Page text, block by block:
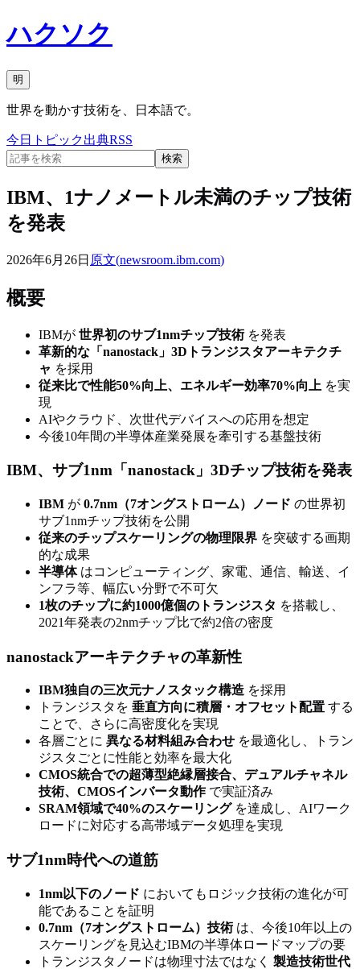
ハクソク
明
世界を動かす技術を、日本語で。
今日 トピック出典RSS
検索
IBM、1ナノメートル未満のチップ技術
を発表
2026年6月26日 原文(newsroom.ibm.com)
概要
IBMが 世界初のサブ1nmチップ技術を発表
革新的な「nanostack」3Dトランジスタアーキテクチ
ャ を採用
従来比で性能50%向上、エネルギー効率70%向上 を実
現
AIやクラウド、次世代デバイスへの応用を想定
今後10年間の半導体産業発展を牽引する基盤技術
IBM、サブ1nm「nanostack」3Dチップ技術を発表
IBM が 0.7nm（7オングストローム）ノード の世界初
サブ1nmチップ技術を公開
従来のチップスケーリングの物理限界 を突破する画期
的な成果
半導体はコンピューティング、家電、通信、輸送、イ
ンフラ等、幅広い分野で不可欠
1枚のチップに約1000億個のトランジスタ を搭載し、
2021年発表の2nmチップ比で約2倍の密度
nanostackアーキテクチャの革新性
IBM独自の三次元ナノスタック構造 を採用
トランジスタを 垂直方向に積層・オフセット配置 する
ことで、さらに高密度化を実現
各層ごとに 異なる材料組み合わせ を最適化し、トラン
ジスタごとに性能と効率を最大化
CMOS統合での超薄型絶縁層接合、デュアルチャネル
技術、CMOSインバータ動作で実証済み
SRAM領域で40%のスケーリングを達成し、AIワーク
ロードに対応する高帯域データ処理を実現
サブ1nm時代への道筋
1nm以下のノード においてもロジック技術の進化が可
能であることを証明
0.7nm（7オングストローム）技術は、今後10年以上の
スケーリングを見込むIBMの半導体ロードマップの要
トランジスタノードは物理寸法ではなく 製造技術世代